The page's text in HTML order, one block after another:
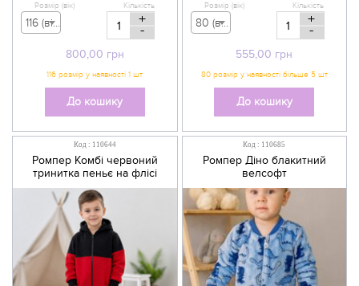
800,00 грн
Розмір (вік)
116 (вік 5-6 р) - 800,00 грн
Кількість
+
-
До кошику
555,00 грн
Розмір (вік)
80 (вік 9-12 міс) - 555,00 грн
Кількість
+
-
До кошику
Код : 110644
Ромпер Комбі червоний
тринитка пеньє на флісі
Код : 110685
Ромпер Діно блакитний
велсофт